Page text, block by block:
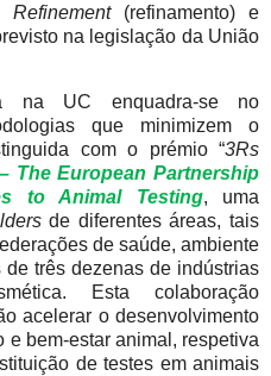
Refinement(refinamento) e
na legislação da União
na UC enquadra-se no
que minimizem o
com o prémio “3Rs
The European Partnership
to Animal Testing, uma
de diferentes áreas, tais
de saúde, ambiente
três dezenas de indústrias
Esta colaboração
acelerar o desenvolvimento
bem-estar animal, respetiva
de testes em animais